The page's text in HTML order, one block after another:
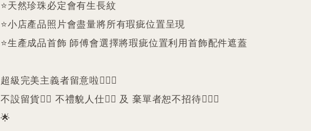
⭐️天然珍珠必定會有生長紋
⭐️小店產品照片會盡量將所有瑕疵位置呈現
⭐️生產成品首飾 師傅會選擇將瑕疵位置利用首飾配件遮蓋
超級完美主義者留意啦🙇🏻‍♀️
不設留貨🙅‍♀️ 不禮貌人仕🙅‍♀️ 及 棄單者恕不招待🙇🏻‍♀️
🌟